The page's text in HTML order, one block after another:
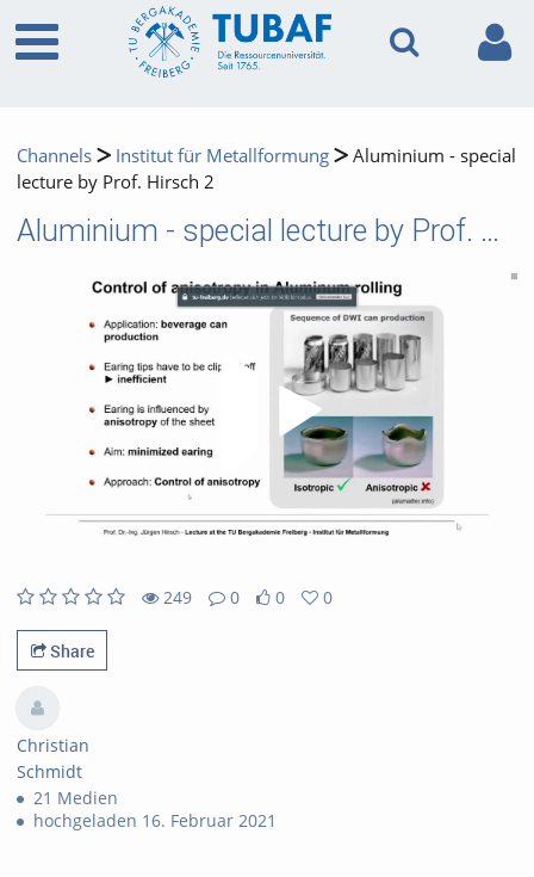
Channels Institut für Metallformung
Aluminium - special
lecture by Prof. Hirsch 2
Aluminium - special lecture by Prof. Hirsch 2
249
0
0
0
Share
Christian
Schmidt
21 Medien
hochgeladen 16. Februar 2021